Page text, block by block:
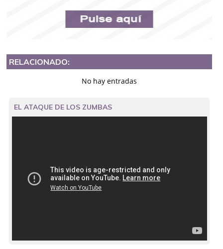
RELACIONADO:
No hay entradas
EL ATAQUE DE LOS ZUMBAS